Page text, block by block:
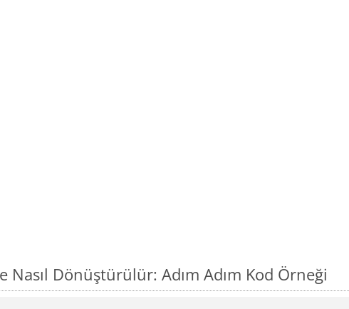
Nasıl Dönüştürülür: Adım Adım Kod Örneği